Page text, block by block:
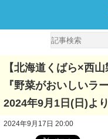
【北海道くばら×西
『野菜がおいしいラ
2024年9月1日(日)よ
2024年9月17日 20:00